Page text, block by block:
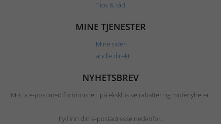
Tips & råd
MINE TJENESTER
Mine sider
Handle direkt
NYHETSBREV
Motta e-post med fortrinnsrett på eksklusive rabatter og motenyheter.
Fyll inn din e-postadresse nedenfor.